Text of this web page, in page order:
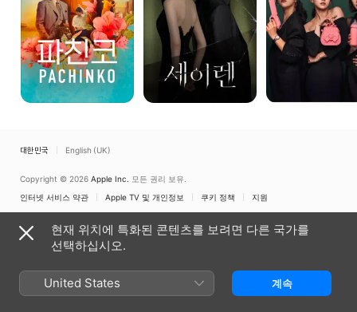
대한민국 English (UK)
Copyright © 2026 Apple Inc. 모든 권리 보유.
인터넷 서비스 약관
Apple TV 및 개인정보 쿠키 정책 지원
현재 위치에 특화된 콘텐츠를 보려면 다른 국가를
선택하십시오.
United States 계속